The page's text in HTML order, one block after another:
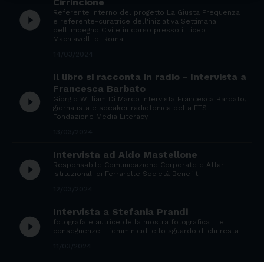
play_circle_filled
Referente interno del progetto La Giusta Frequenza
e referente-curatrice dell'iniziativa Settimana
dell'Impegno Civile in corso presso il liceo
Machiavelli di Roma
play_circle_filled
Il libro si racconta in radio - Intervista a
Francesca Barbato
Giorgio William Di Marco intervista Francesca Barbato,
giornalista e speaker radiofonica della ETS
Fondazione Media Literacy
play_circle_filled
Intervista ad Aldo Mastellone
Responsabile Comunicazione Corporate e Affari
Istituzionali di Ferrarelle Società Benefit
play_circle_filled
Intervista a Stefania Prandi
fotografa e autrice della mostra fotografica "Le
conseguenze. I femminicidi e lo sguardo di chi resta